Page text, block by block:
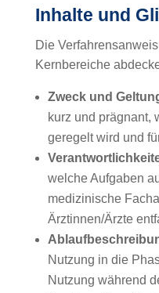
Inhalte und
Die
Kernbereiche
Zweck und
kurz und prägnant,
geregelt wird und
welche Aufgaben
medizinische
Ärztinnen/Ärzte
Nutzung in die
Nutzung während